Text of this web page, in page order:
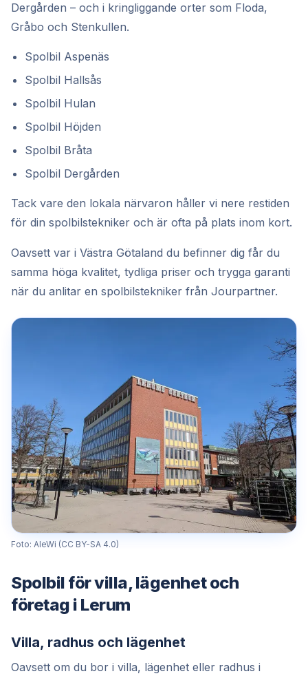
Dergården – och i kringliggande orter som Floda,
Gråbo och Stenkullen.
Spolbil Aspenäs
Spolbil Hallsås
Spolbil Hulan
Spolbil Höjden
Spolbil Bråta
Spolbil Dergården
Tack vare den lokala närvaron håller vi nere restiden
för din spolbilstekniker och är ofta på plats inom kort.
Oavsett var i Västra Götaland du befinner dig får du
samma höga kvalitet, tydliga priser och trygga garanti
när du anlitar en spolbilstekniker från Jourpartner.
Foto: AleWi (CC BY-SA 4.0)
Spolbil för villa, lägenhet och
företag i Lerum
Villa, radhus och lägenhet
Oavsett om du bor i villa, lägenhet eller radhus i